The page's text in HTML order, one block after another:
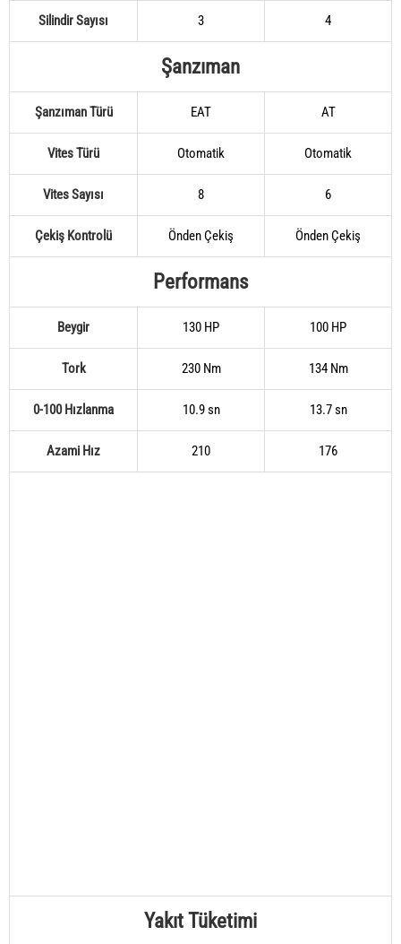
Silindir Sayısı 3 4
Şanzıman
Şanzıman Türü EAT AT
Vites Türü Otomatik Otomatik
Vites Sayısı 8 6
Çekiş Kontrolü Önden Çekiş Önden Çekiş
Performans
Beygir 130 HP 100 HP
Tork 230 Nm 134 Nm
0-100 Hızlanma 10.9 sn 13.7 sn
Azami Hız 210 176
Yakıt Tüketimi